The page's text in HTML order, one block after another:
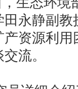
田永静副
产资源利
流。